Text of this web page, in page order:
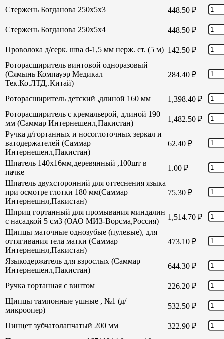
Стержень Богданова 250х5х3 448.50 ₽
Стержень Богданова 250х5х4 448.50 ₽
Проволока д/серк. шва d-1,5 мм нерж. ст. (5 м) 142.50 ₽
Роторасширитель винтовой одноразовый
(Сямынь Компауэр Медикал
Тек.Ко.ЛТД,.Китай)
284.40 ₽
Роторасширитель детский ,длиной 160 мм 1,398.40 ₽
Роторасширитель с кремальерой, длиной 190
мм (Саммар Интернешенл,Пакистан)
1,482.50 ₽
Ручка д/гортанных и носоглоточных зеркал и
ватодержателей (Саммар
Интернешенл,Пакистан)
62.40 ₽
Шпатель 140х16мм,деревянный ,100шт в
пачке
1.00 ₽
Шпатель двухсторонний для оттеснения языка
при осмотре глотки 180 мм(Саммар
Интернешнл,Пакистан)
75.30 ₽
Шприц гортанный для промывания миндалин
с насадкой 5 см3 (ОАО МИЗ-Ворсма,Россия)
1,514.70 ₽
Щипцы маточные однозубые (пулевые), для
оттягивания тела матки (Саммар
Интернешнл,Пакистан)
473.10 ₽
Языкодержатель для взрослых (Саммар
Интернешенл,Пакистан)
644.30 ₽
Ручка гортанная с винтом 226.20 ₽
Щипцы тампонные ушные , №1 (д/
микроопер)
532.50 ₽
Пинцет зубчатолапчатый 200 мм 322.90 ₽